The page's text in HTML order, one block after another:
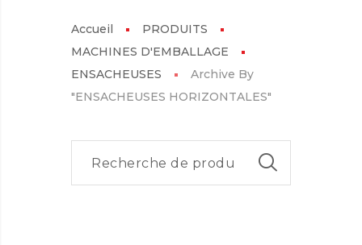
Accueil
PRODUITS
MACHINES D'EMBALLAGE
ENSACHEUSES
Archive By
"ENSACHEUSES HORIZONTALES"